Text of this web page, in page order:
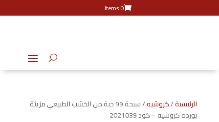
0 Items
الرئيسية/كروشيه
/ سبحة 99 حبة من الخشب الطبيعي مزينة
بوردة كروشيه – كود 2021039